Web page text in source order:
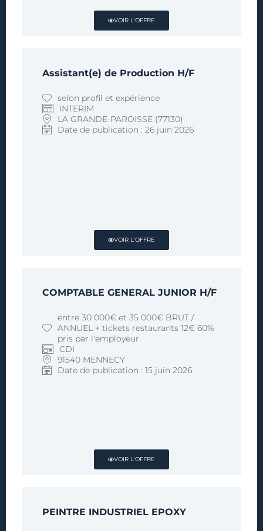
VOIR L'OFFRE
Assistant(e) de Production H/F
selon profil et expérience
INTERIM
LA GRANDE-PAROISSE (77130)
Date de publication : 26 juin 2026
VOIR L'OFFRE
COMPTABLE GENERAL JUNIOR H/F
entre 30 000€ et 35 000€ BRUT /
ANNUEL + tickets restaurants 12€ 60%
pris par l'employeur
CDI
91540 MENNECY
Date de publication : 15 juin 2026
VOIR L'OFFRE
PEINTRE INDUSTRIEL EPOXY